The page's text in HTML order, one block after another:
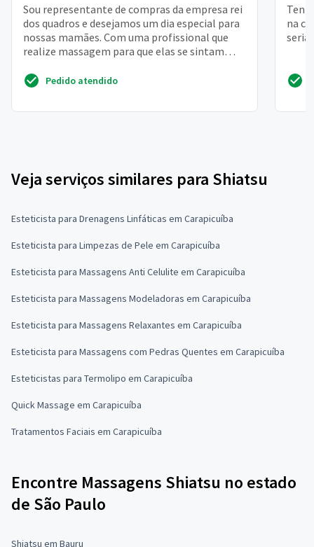
Sou representante de compras da empresa rei
dos quadros e desejamos um dia especial para
nossas mamães. Com uma profissional que
realize massagem para que elas se sintam
Pedido atendido
na
seria
Veja serviços similares para Shiatsu
Esteticista para Drenagens Linfáticas em Carapicuíba
Esteticista para Limpezas de Pele em Carapicuíba
Esteticista para Massagens Anti Celulite em Carapicuíba
Esteticista para Massagens Modeladoras em Carapicuíba
Esteticista para Massagens Relaxantes em Carapicuíba
Esteticista para Massagens com Pedras Quentes em Carapicuíba
Esteticistas para Termolipo em Carapicuíba
Quick Massage em Carapicuíba
Tratamentos Faciais em Carapicuíba
Encontre Massagens Shiatsu no estado
de São Paulo
Shiatsu em Bauru